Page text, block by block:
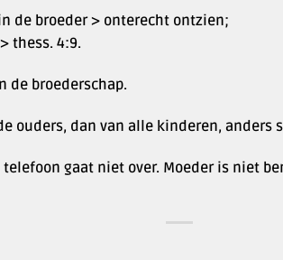
de broeder > onterecht ontzien;
thess. 4:9.
de broederschap.
ouders, dan van alle kinderen, anders
gaat niet over. Moeder is niet